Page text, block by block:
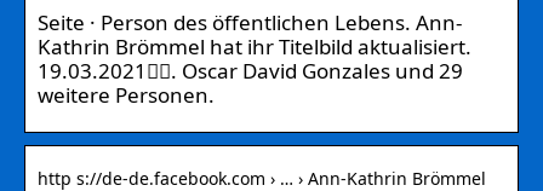
Seite · Person des öffentlichen Lebens. Ann-
Kathrin Brömmel hat ihr Titelbild aktualisiert.
19.03.2021󰞋󰟠. Oscar David Gonzales und 29
weitere Personen.
http s://de-de.facebook.com › … › Ann-Kathrin Brömmel